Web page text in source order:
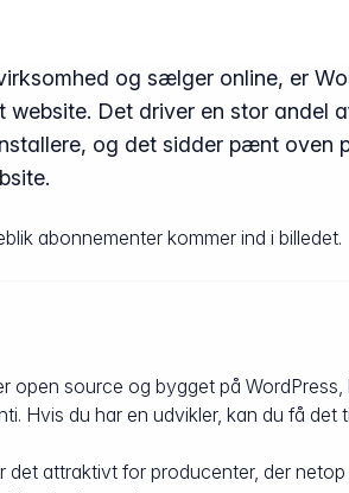
og sælger online, er
Det driver en stor andel
og det sidder pænt oven
abonnementer kommer ind i billedet.
open source og bygget på
Hvis du har en udvikler, kan du få det
det attraktivt for producenter, der